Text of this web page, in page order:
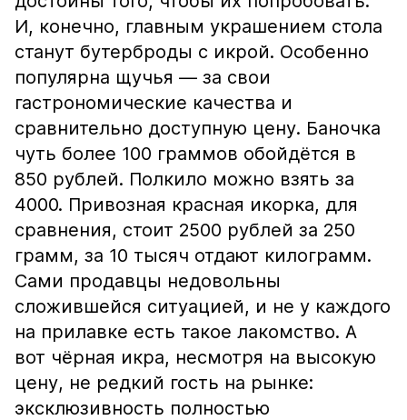
И, конечно, главным украшением стола
станут бутерброды с икрой. Особенно
популярна щучья — за свои
гастрономические качества и
сравнительно доступную цену. Баночка
чуть более 100 граммов обойдётся в
850 рублей. Полкило можно взять за
4000. Привозная красная икорка, для
сравнения, стоит 2500 рублей за 250
грамм, за 10 тысяч отдают килограмм.
Сами продавцы недовольны
сложившейся ситуацией, и не у каждого
на прилавке есть такое лакомство. А
вот чёрная икра, несмотря на высокую
цену, не редкий гость на рынке:
эксклюзивность полностью